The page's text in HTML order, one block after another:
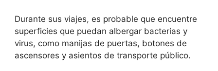
Durante sus viajes, es probable que encuentre
superficies que puedan albergar bacterias y
virus, como manijas de puertas, botones de
ascensores y asientos de transporte público.